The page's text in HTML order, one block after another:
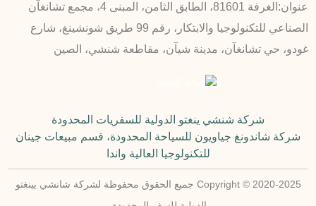
عنوان:
الغرفة 81601، الطابق الثامن، المبنى 4، مجمع تشانغآن
الصناعي للتكنولوجيا والابتكار، رقم 99 طريق شونشينغ، شارع
غودو، حي تشانغآن، مدينة شيآن، مقاطعة شنشي، الصين
شركة شنشي ينغتو الدولية للسفريات المحدودة
شركة شاندونغ جياويون للسياحة المحدودة، قسم مبيعات جينان
للتكنولوجيا العالية واندا
Copyright © 2020-2025 جميع الحقوق محفوظة لشركة شانشي يينغتو